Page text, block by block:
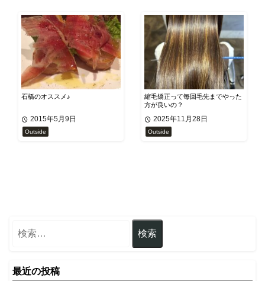
石橋のオススメ♪
2015年5月9日
Outside
縮毛矯正って毎回毛先までやった
方が良いの？
2025年11月28日
Outside
最近の投稿